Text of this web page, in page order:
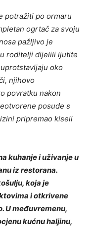
potražiti po ormaru
ogrtač za svoju
pažljivo je
roditelji dijelili ljutite
oko
njihovo
povratku nakon
posude s
pripremao kiseli
kuhanje i uživanje u
iz restorana.
koja je
i otkrivene
U međuvremenu,
kućnu haljinu,